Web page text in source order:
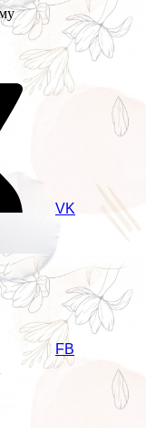
VK
FB